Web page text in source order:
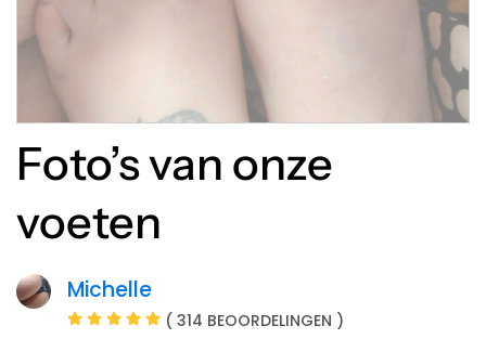
Foto’s van onze
voeten
Michelle
( 314 BEOORDELINGEN )